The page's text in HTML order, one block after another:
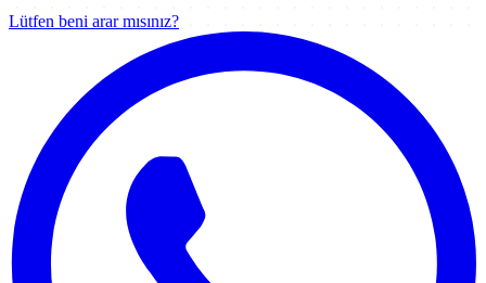
Lütfen beni arar mısınız?